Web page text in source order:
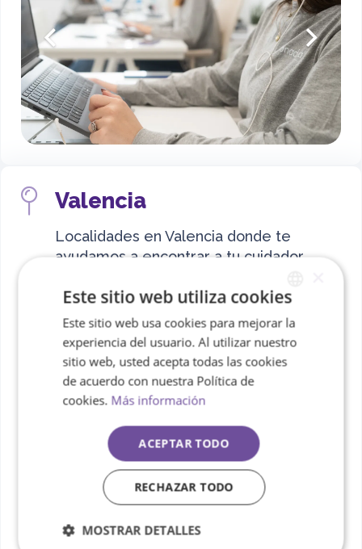
Valencia
Localidades en Valencia donde te
ayudamos a encontrar a tu cuidador
Valencia
Aldaya
Benetúser
Burjassot
Albal
Alfafar
Beniparrell
Catarroja
SPANISH
ENGLISH
Este sitio web utiliza cookies
Este sitio web usa cookies para mejorar la
experiencia del usuario. Al utilizar nuestro
sitio web, usted acepta todas las cookies
de acuerdo con nuestra Política de
cookies. Más información
ACEPTAR TODO
RECHAZAR TODO
MOSTRAR DETALLES